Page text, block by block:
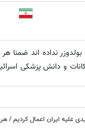
نداده اند ضمنا
و دانش پزشکی
علیه ایران اعمال کردیم /